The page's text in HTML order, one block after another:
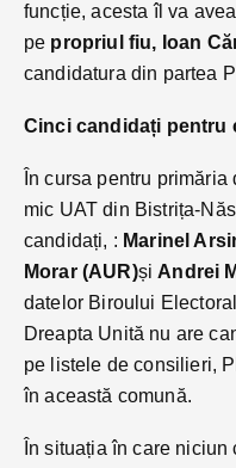
funcție, acesta îl va
pe propriul fiu, Ioan
candidatura din partea
Cinci candidați pentru
În cursa pentru
mic UAT din Bistrița-
candidați, : Marinel
Morar (AUR)și Andrei
datelor Biroului
Dreapta Unită nu are
pe listele de consilieri,
în această comună.
În situația în care